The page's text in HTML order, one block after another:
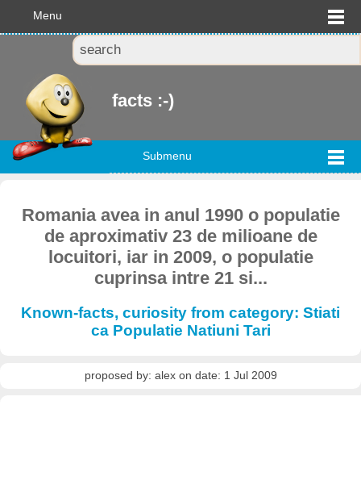
Menu
facts :-)
Submenu
Romania avea in anul 1990 o populatie
de aproximativ 23 de milioane de
locuitori, iar in 2009, o populatie
cuprinsa intre 21 si...
Known-facts, curiosity from category: Stiati
ca Populatie Natiuni Tari
proposed by: alex on date: 1 Jul 2009